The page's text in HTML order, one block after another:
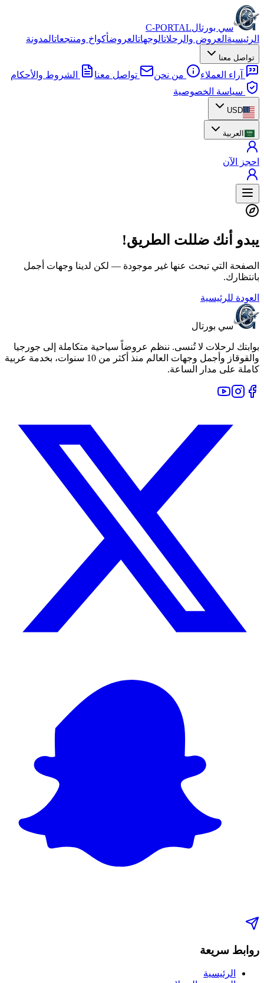
سي بورتالC-PORTAL
الرئيسية العروض والرحلاتالوجهاتالعروضأكواخ ومنتجعاتالمدونة
تواصل معنا
آراء العملاء من نحن تواصل معنا
الشروط والأحكام
سياسة الخصوصية
USD
العربية
احجز الآن
يبدو أنك ضللت الطريق!
الصفحة التي تبحث عنها غير موجودة — لكن لدينا وجهات أجمل
بانتظارك.
العودة للرئيسية
سي بورتال
بوابتك لرحلات لا تُنسى. ننظم عروضاً سياحية متكاملة إلى جورجيا
والقوقاز وأجمل وجهات العالم منذ أكثر من 10 سنوات، بخدمة عربية
كاملة على مدار الساعة.
روابط سريعة
الرئيسية